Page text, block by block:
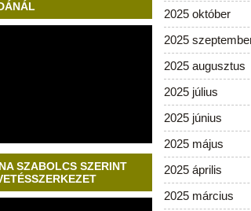
SZABOLCS SZERINT
2025 október
2025
2025 augusztus
2025 július
2025 június
2025 május
2025 április
2025 március